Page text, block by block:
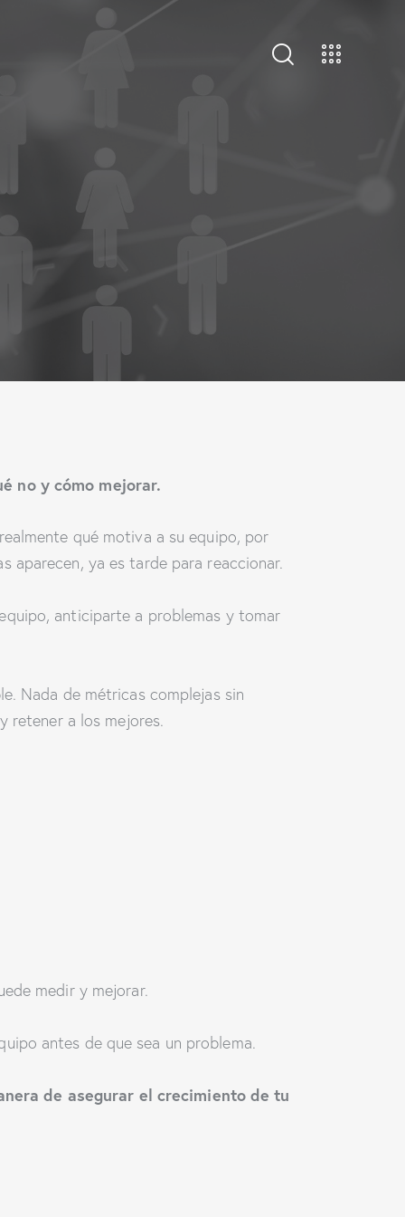
no y cómo mejorar.
qué motiva a su equipo, por
aparecen, ya es tarde para reaccionar.
anticiparte a problemas y tomar
Nada de métricas complejas sin
retener a los mejores.
medir y mejorar.
antes de que sea un problema.
de asegurar el crecimiento de tu